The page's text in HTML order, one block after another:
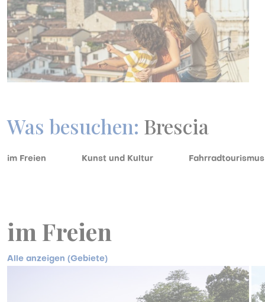
Was besuchen: Brescia
im Freien Kunst und Kultur Fahrradtourismus
im Freien
Alle anzeigen (Gebiete)